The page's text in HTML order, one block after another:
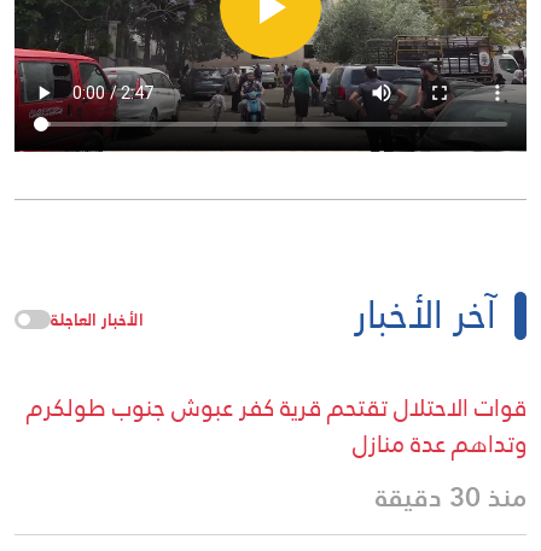
آخر الأخبار الأخبار العاجلة
قوات الاحتلال تقتحم قرية كفر عبوش جنوب طولكرم
وتداهم عدة منازل
منذ 30 دقيقة